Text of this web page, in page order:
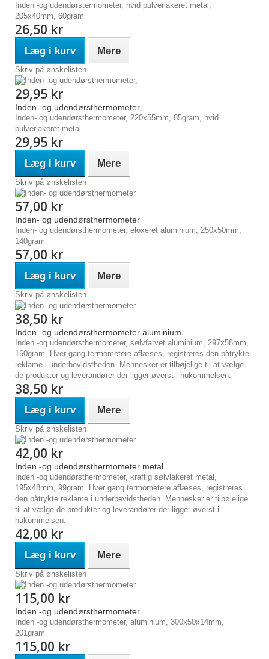
Inden -og udendørstermometer, hvid pulverlakeret metal,
205x40mm, 60gram
26,50 kr
Læg i kurv Mere
Skriv på ønskelisten
29,95 kr
Inden- og udendørsthermometer,
Inden- og udendørsthermometer, 220x55mm, 85gram, hvid
pulverlakeret metal
29,95 kr
Læg i kurv Mere
Skriv på ønskelisten
57,00 kr
Inden- og udendørsthermometer
Inden- og udendørsthermometer, eloxeret aluminium, 250x50mm,
140gram
57,00 kr
Læg i kurv Mere
Skriv på ønskelisten
38,50 kr
Inden -og udendørsthermometer aluminium...
Inden -og udendørsthermometer, sølvfarvet aluminium, 297x58mm,
160gram. Hver gang termometere aflæses, registreres den påtrykte
reklame i underbevidstheden. Mennesker er tilbøjelige til at vælge
de produkter og leverandører der ligger øverst i hukommelsen.
38,50 kr
Læg i kurv Mere
Skriv på ønskelisten
42,00 kr
Inden -og udendørsthermometer metal...
Inden -og udendørsthermometer, kraftig sølvlakeret metal,
195x48mm, 99gram. Hver gang termometere aflæses, registreres
den påtrykte reklame i underbevidstheden. Mennesker er tilbøjelige
til at vælge de produkter og leverandører der ligger øverst i
hukommelsen.
42,00 kr
Læg i kurv Mere
Skriv på ønskelisten
115,00 kr
Inden -og udendørsthermometer
Inden -og udendørsthermometer, aluminium, 300x50x14mm,
201gram
115,00 kr